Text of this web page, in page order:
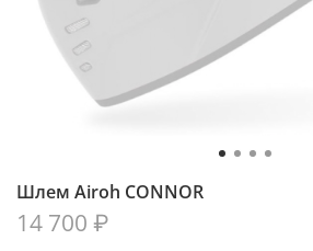
Шлем Airoh CONNOR
14 700 ₽